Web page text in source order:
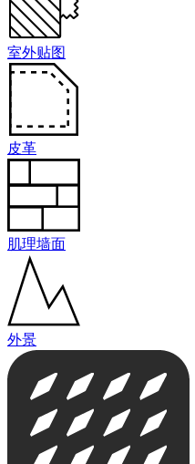
室外贴图
皮革
肌理墙面
外景